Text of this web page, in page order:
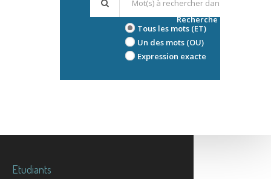
Tous les mots (ET)
Un des mots (OU)
Expression exacte
Recherche avancée
Etudiants